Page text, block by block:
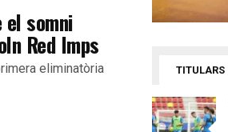
el somni
Red Imps
eliminatòria
TITULARS